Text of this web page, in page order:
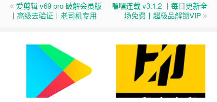
爱剪辑 v69 pro 破解会员版
丨高级去验证丨老司机专用
嘿嘿连载 v3.1.2 丨每日更新全
场免费丨超极品解锁VIP